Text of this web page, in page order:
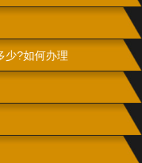
少?如何办理